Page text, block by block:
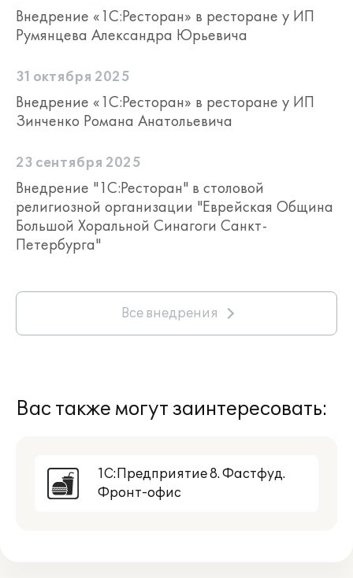
Внедрение «1С:Ресторан» в ресторане у ИП
Румянцева Александра Юрьевича
31 октября 2025
Внедрение «1С:Ресторан» в ресторане у ИП
Зинченко Романа Анатольевича
23 сентября 2025
Внедрение "1С:Ресторан" в столовой
религиозной организации "Еврейская Община
Большой Хоральной Синагоги Санкт-
Петербурга"
Все внедрения
Вас также могут заинтересовать:
1С:Предприятие 8. Фастфуд.
Фронт-офис